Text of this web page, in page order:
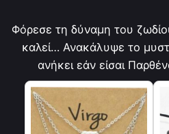
Φόρεσε τη δύναμη του
καλεί… Ανακάλυψε το
ανήκει εάν είσαι